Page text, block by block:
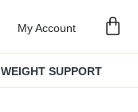
My Account
WEIGHT SUPPORT